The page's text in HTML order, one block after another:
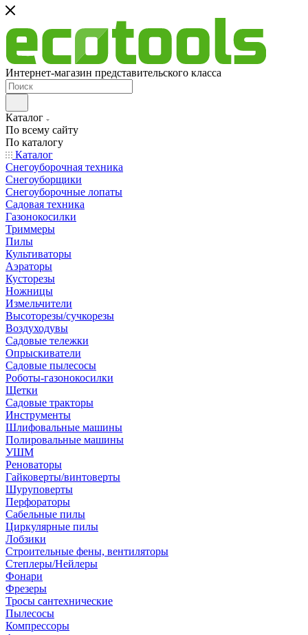
Интернет-магазин представительского класса
Каталог
По всему сайту
По каталогу
Каталог
Снегоуборочная техника
Снегоуборщики
Снегоуборочные лопаты
Садовая техника
Газонокосилки
Триммеры
Пилы
Культиваторы
Аэраторы
Кусторезы
Ножницы
Измельчители
Высоторезы/сучкорезы
Воздуходувы
Садовые тележки
Опрыскиватели
Садовые пылесосы
Роботы-газонокосилки
Щетки
Садовые тракторы
Инструменты
Шлифовальные машины
Полировальные машины
УШМ
Реноваторы
Гайковерты/винтоверты
Шуруповерты
Перфораторы
Сабельные пилы
Циркулярные пилы
Лобзики
Строительные фены, вентиляторы
Степлеры/Нейлеры
Фонари
Фрезеры
Тросы сантехнические
Пылесосы
Компрессоры